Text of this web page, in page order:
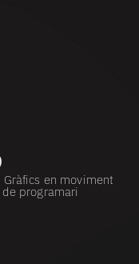
en moviment
programari